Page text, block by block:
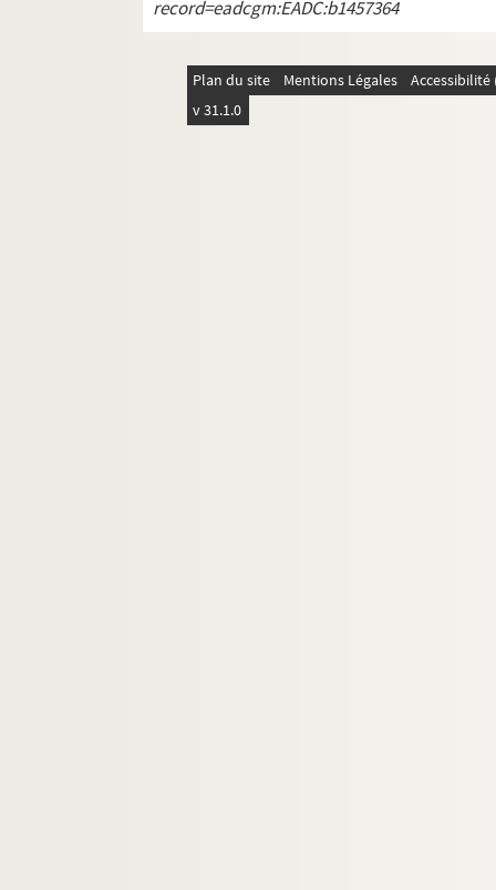
record=eadcgm:EADC:b1457364
Plan du site Mentions Légales
v 31.1.0